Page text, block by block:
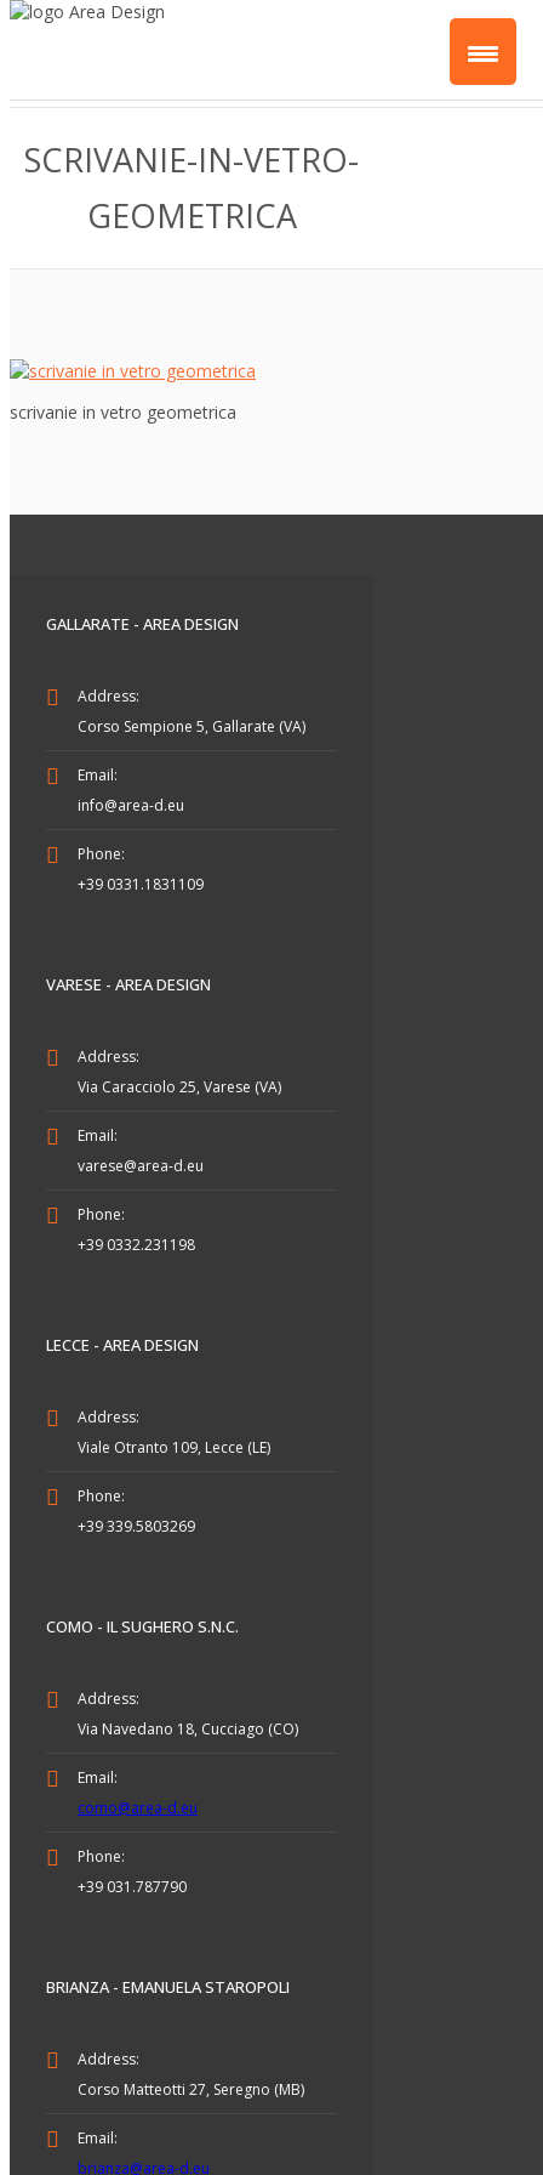
SCRIVANIE-IN-VETRO-
GEOMETRICA
scrivanie in vetro geometrica
GALLARATE - AREA DESIGN
Address:
Corso Sempione 5, Gallarate (VA)
Email:
info@area-d.eu
Phone:
+39 0331.1831109
VARESE - AREA DESIGN
Address:
Via Caracciolo 25, Varese (VA)
Email:
varese@area-d.eu
Phone:
+39 0332.231198
LECCE - AREA DESIGN
Address:
Viale Otranto 109, Lecce (LE)
Phone:
+39 339.5803269
COMO - IL SUGHERO S.N.C.
Address:
Via Navedano 18, Cucciago (CO)
Email:
como@area-d.eu
Phone:
+39 031.787790
BRIANZA - EMANUELA STAROPOLI
Address:
Corso Matteotti 27, Seregno (MB)
Email:
brianza@area-d.eu